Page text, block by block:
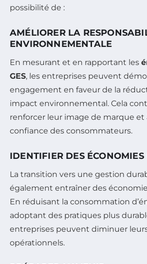
possibilité de :
AMÉLIORER LA
ENVIRONNEMENTALE
En mesurant et en rapportant les
GES, les entreprises peuvent
engagement en faveur de la
impact environnemental. Cela
renforcer leur image de marque et
confiance des consommateurs.
IDENTIFIER DES ÉCONOMIES
La transition vers une gestion
également entraîner des
En réduisant la consommation
adoptant des pratiques plus
entreprises peuvent diminuer
opérationnels.